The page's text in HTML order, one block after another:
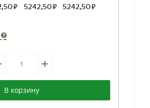
В корзину